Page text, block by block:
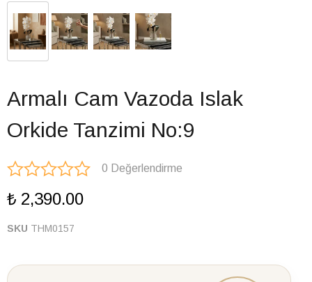
Armalı Cam Vazoda Islak
Orkide Tanzimi No:9
0 Değerlendirme
₺ 2,390.00
SKU THM0157